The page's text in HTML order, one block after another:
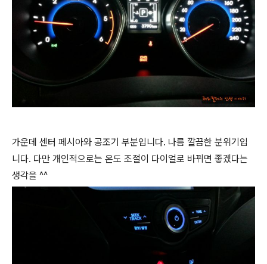
가운데 센터 페시아와 공조기 부분입니다. 나름 깔끔한 분위기입
니다. 다만 개인적으로는 온도 조절이 다이얼로 바뀌면 좋겠다는
생각을 ^^